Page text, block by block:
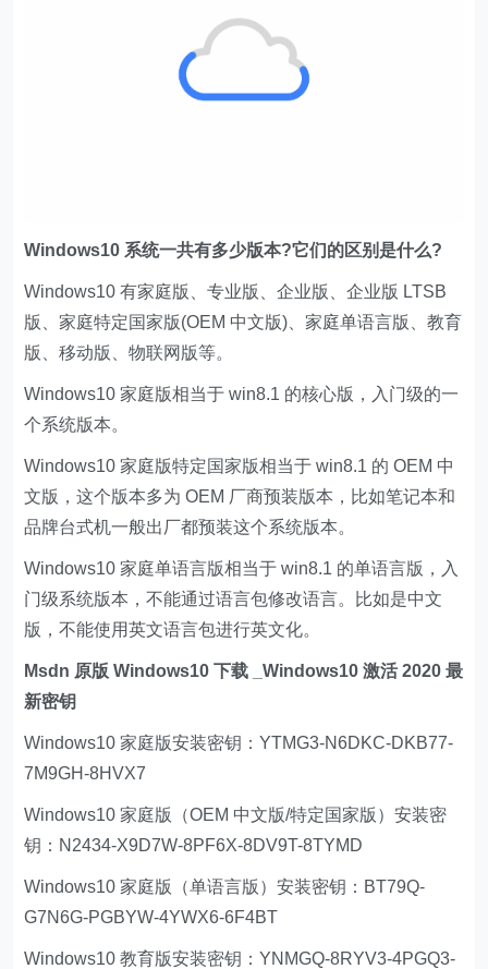
Windows10 系统一共有多少版本?它们的区别是什么?
Windows10 有家庭版、专业版、企业版、企业版 LTSB
版、家庭特定国家版(OEM 中文版)、家庭单语言版、教育
版、移动版、物联网版等。
Windows10 家庭版相当于 win8.1 的核心版，入门级的一
个系统版本。
Windows10 家庭版特定国家版相当于 win8.1 的 OEM 中
文版，这个版本多为 OEM 厂商预装版本，比如笔记本和
品牌台式机一般出厂都预装这个系统版本。
Windows10 家庭单语言版相当于 win8.1 的单语言版，入
门级系统版本，不能通过语言包修改语言。比如是中文
版，不能使用英文语言包进行英文化。
Msdn 原版 Windows10 下载 _Windows10 激活 2020 最
新密钥
Windows10 家庭版安装密钥：YTMG3-N6DKC-DKB77-
7M9GH-8HVX7
Windows10 家庭版（OEM 中文版/特定国家版）安装密
钥：N2434-X9D7W-8PF6X-8DV9T-8TYMD
Windows10 家庭版（单语言版）安装密钥：BT79Q-
G7N6G-PGBYW-4YWX6-6F4BT
Windows10 教育版安装密钥：YNMGQ-8RYV3-4PGQ3-